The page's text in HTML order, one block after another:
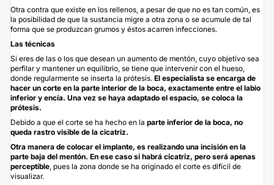
Otra contra que existe en los rellenos, a pesar de que no es tan común, es
la posibilidad de que la sustancia migre a otra zona o se acumule de tal
forma que se produzcan grumos y éstos acarren infecciones.
Las técnicas
Si eres de las o los que desean un aumento de mentón, cuyo objetivo sea
perfilar y mantener un equilibrio, se tiene que intervenir con el hueso,
donde regularmente se inserta la prótesis. El especialista se encarga de
hacer un corte en la parte interior de la boca, exactamente entre el labio
inferior y encía. Una vez se haya adaptado el espacio, se coloca la
prótesis.
Debido a que el corte se ha hecho en la parte inferior de la boca, no
queda rastro visible de la cicatriz.
Otra manera de colocar el implante, es realizando una incisión en la
parte baja del mentón. En ese caso si habrá cicatriz, pero será apenas
perceptible , pues la zona donde se ha originado el corte es difícil de
visualizar.